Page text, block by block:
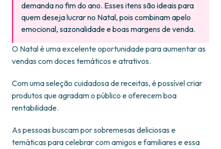
demanda no fim do ano. Esses itens são ideais para
quem deseja lucrar no Natal, pois combinam apelo
emocional, sazonalidade e boas margens de venda.
O Natal é uma excelente oportunidade para aumentar as
vendas com doces temáticos e atrativos.
Com uma seleção cuidadosa de receitas, é possível criar
produtos que agradam o público e oferecem boa
rentabilidade.
As pessoas buscam por sobremesas deliciosas e
temáticas para celebrar com amigos e familiares e essa